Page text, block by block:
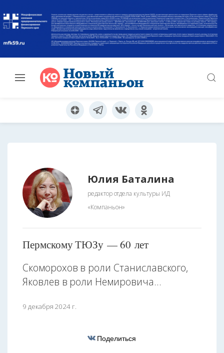
Юлия Баталина
редактор отдела культуры ИД
«Компаньон»
Пермскому ТЮЗу — 60 лет
Скоморохов в роли Станиславского,
Яковлев в роли Немировича...
9 декабря 2024 г.
Поделиться